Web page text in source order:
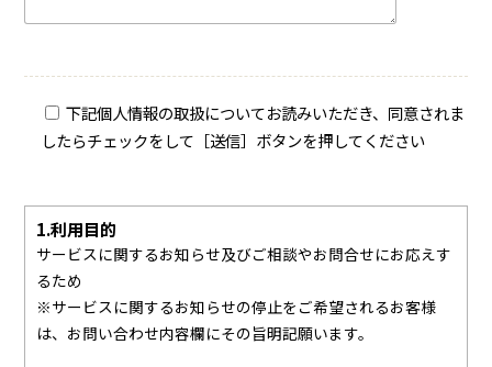
下記個人情報の取扱についてお読みいただき、同意されま
したらチェックをして［送信］ボタンを押してください
1.利用目的
サービスに関するお知らせ及びご相談やお問合せにお応えす
るため
※サービスに関するお知らせの停止をご希望されるお客様
は、お問い合わせ内容欄にその旨明記願います。